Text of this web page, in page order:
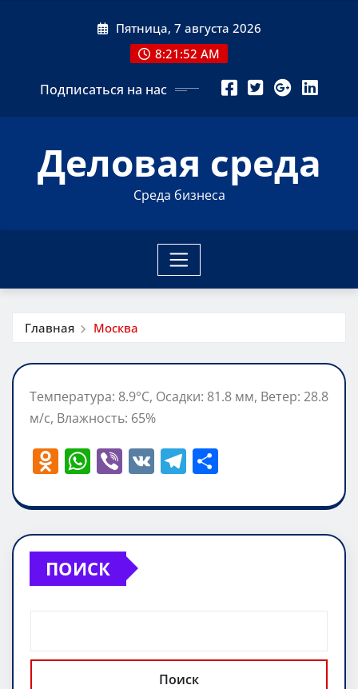
Пятница, 7 августа 2026
8:21:53 AM
Подписаться на нас
Деловая среда
Среда бизнеса
Главная Москва
Температура: 8.9°C, Осадки: 81.8 мм, Ветер: 28.8
м/с, Влажность: 65%
O
n
o
kl
a
ki
W
at
s
A
p
Vi
er
V T
e
gr
п
р
ь
ПОИСК
Поиск